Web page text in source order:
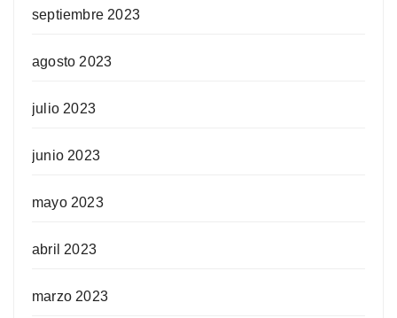
septiembre 2023
agosto 2023
julio 2023
junio 2023
mayo 2023
abril 2023
marzo 2023